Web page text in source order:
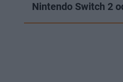
Nintendo Switch 2